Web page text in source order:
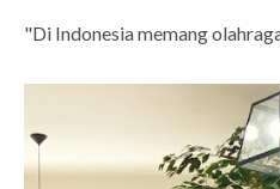
"Di Indonesia memang